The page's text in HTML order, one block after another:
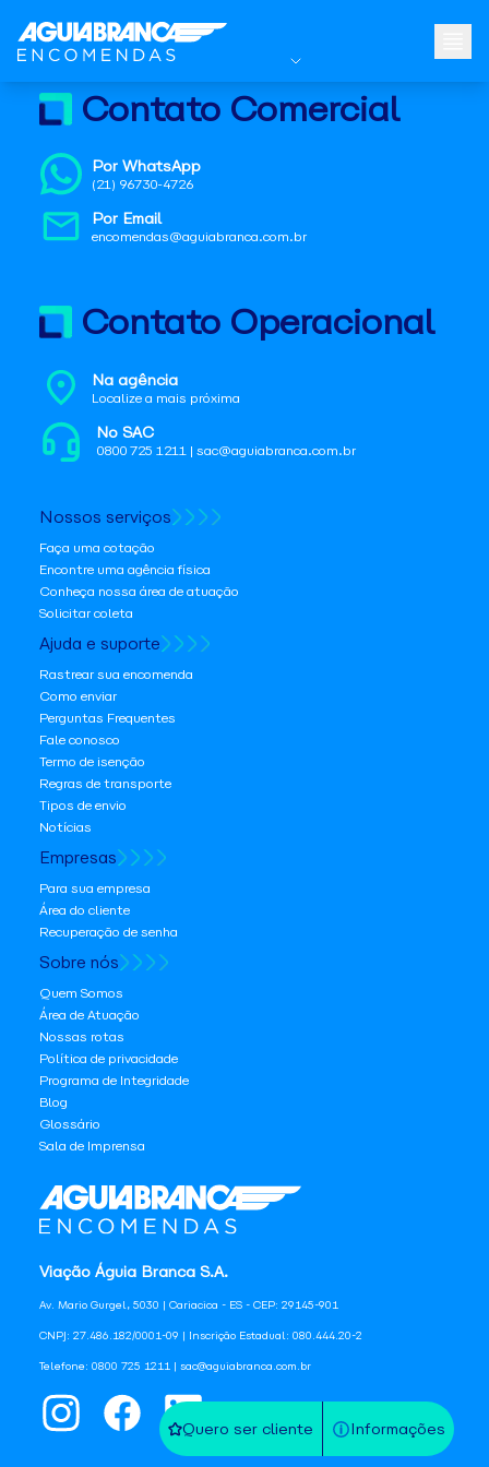
Quero ser cliente Informações
Viação Águia Branca S.A.
Av. Mario Gurgel, 5030 | Cariacica - ES - CEP: 29145-901
CNPJ: 27.486.182/0001-09 | Inscrição Estadual: 080.444.20-2
Telefone: 0800 725 1211 | sac@aguiabranca.com.br
Contato Comercial
Por WhatsApp
(21) 96730-4726
Por Email
encomendas@aguiabranca.com.br
Contato Operacional
Na agência
Localize a mais próxima
No SAC
0800 725 1211 | sac@aguiabranca.com.br
Nossos serviços
Faça uma cotação
Encontre uma agência física
Conheça nossa área de atuação
Solicitar coleta
Ajuda e suporte
Rastrear sua encomenda
Como enviar
Perguntas Frequentes
Fale conosco
Termo de isenção
Regras de transporte
Tipos de envio
Notícias
Empresas
Para sua empresa
Área do cliente
Recuperação de senha
Sobre nós
Quem Somos
Área de Atuação
Nossas rotas
Política de privacidade
Programa de Integridade
Blog
Glossário
Sala de Imprensa